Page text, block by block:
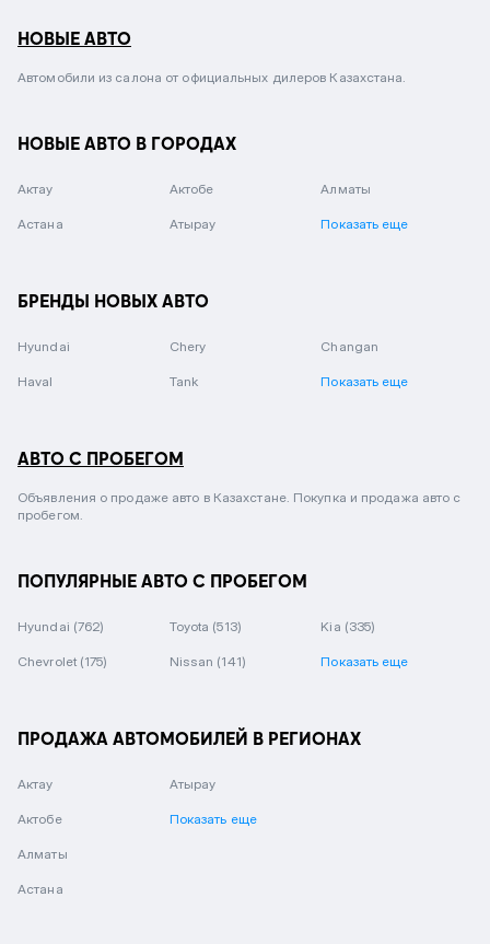
НОВЫЕ АВТО
Автомобили из салона от официальных дилеров Казахстана.
НОВЫЕ АВТО В ГОРОДАХ
Актау Актобе Алматы
Астана Атырау Показать еще
БРЕНДЫ НОВЫХ АВТО
Hyundai Chery Changan
Haval Tank Показать еще
АВТО С ПРОБЕГОМ
Объявления о продаже авто в Казахстане. Покупка и продажа авто с
пробегом.
ПОПУЛЯРНЫЕ АВТО С ПРОБЕГОМ
Hyundai (762) Toyota (513) Kia (335)
Chevrolet (175) Nissan (141) Показать еще
ПРОДАЖА АВТОМОБИЛЕЙ В РЕГИОНАХ
Актау
Актобе
Алматы
Астана
Атырау
Показать еще